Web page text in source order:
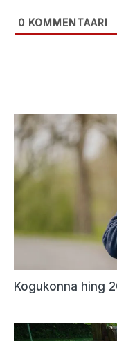
0 KOMMENTAARI
Kogukonna hing